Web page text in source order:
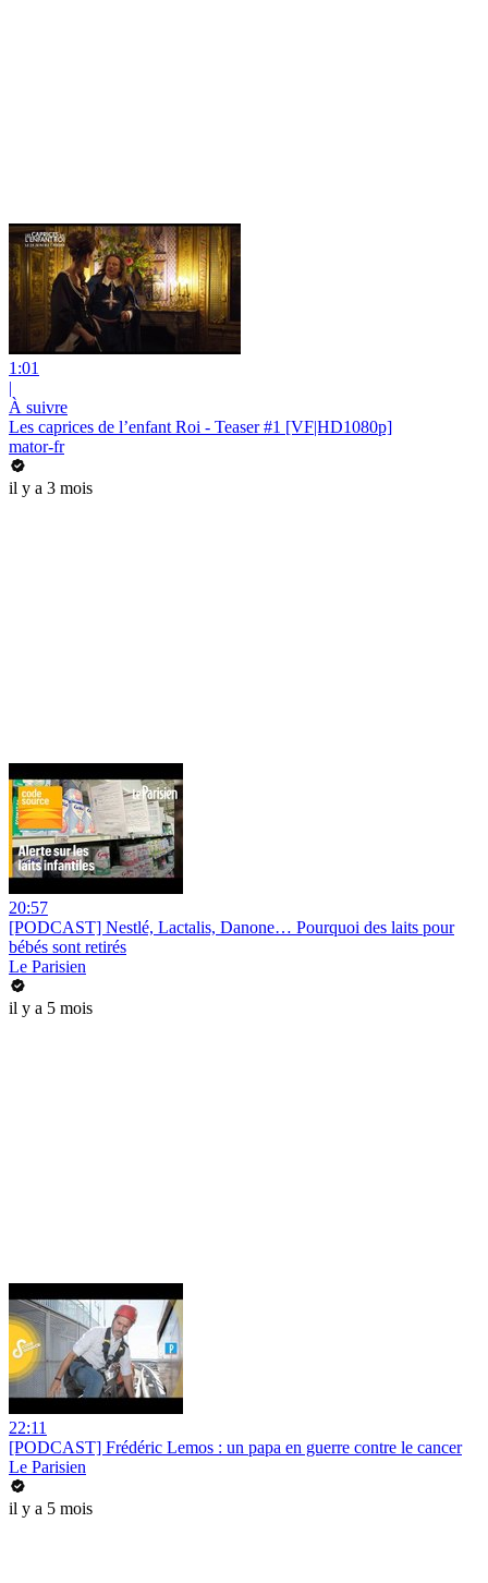
1:01
|
À suivre
Les caprices de l’enfant Roi - Teaser #1 [VF|HD1080p]
mator-fr
il y a 3 mois
20:57
[PODCAST] Nestlé, Lactalis, Danone… Pourquoi des laits pour
bébés sont retirés
Le Parisien
il y a 5 mois
22:11
[PODCAST] Frédéric Lemos : un papa en guerre contre le cancer
Le Parisien
il y a 5 mois